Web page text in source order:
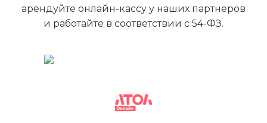
арендуйте онлайн-кассу у наших партнеров
и работайте в соответствии с 54-ФЗ.